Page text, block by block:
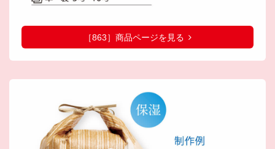
［863］商品ページを見る